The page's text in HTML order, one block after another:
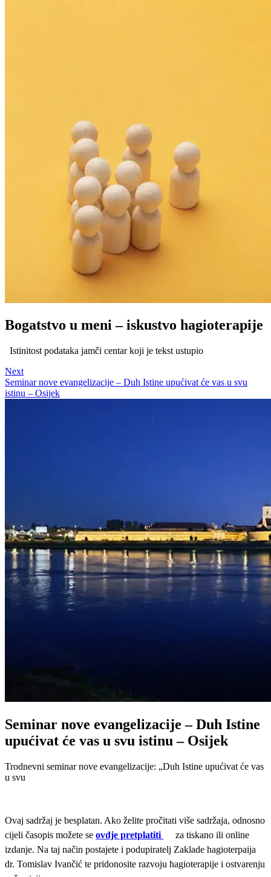
Bogatstvo u meni – iskustvo hagioterapije
Istinitost podataka jamči centar koji je tekst ustupio
Next
Seminar nove evangelizacije – Duh Istine upućivat će vas u svu
istinu – Osijek
Seminar nove evangelizacije – Duh Istine
upućivat će vas u svu istinu – Osijek
Trodnevni seminar nove evangelizacije: „Duh Istine upućivat će vas
u svu
Ovaj sadržaj je besplatan. Ako želite pročitati više sadržaja, odnosno
cijeli časopis možete se ovdje pretplatiti
za tiskano ili online
izdanje. Na taj način postajete i podupiratelj Zaklade hagioterpaija
dr. Tomislav Ivančić te pridonosite razvoju hagioterapije i ostvarenju